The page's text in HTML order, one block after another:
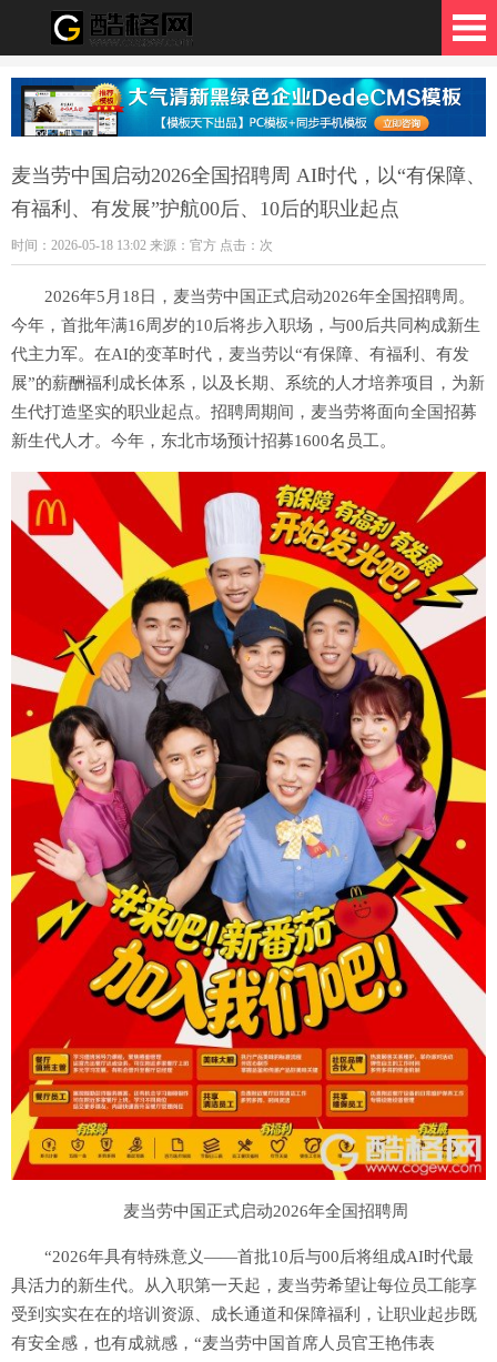
格网
麦当劳中国启动2026全国招聘周 AI时代，以“有保障、
有福利、有发展”护航00后、10后的职业起点
时间：2026-05-18 13:02 来源：官方 点击： 次
2026年5月18日，麦当劳中国正式启动2026年全国招聘周。
今年，首批年满16周岁的10后将步入职场，与00后共同构成新生
代主力军。在AI的变革时代，麦当劳以“有保障、有福利、有发
展”的薪酬福利成长体系，以及长期、系统的人才培养项目，为新
生代打造坚实的职业起点。招聘周期间，麦当劳将面向全国招募
新生代人才。今年，东北市场预计招募1600名员工。
麦当劳中国正式启动2026年全国招聘周
“2026年具有特殊意义——首批10后与00后将组成AI时代最
具活力的新生代。从入职第一天起，麦当劳希望让每位员工能享
受到实实在在的培训资源、成长通道和保障福利，让职业起步既
有安全感，也有成就感，“麦当劳中国首席人员官王艳伟表